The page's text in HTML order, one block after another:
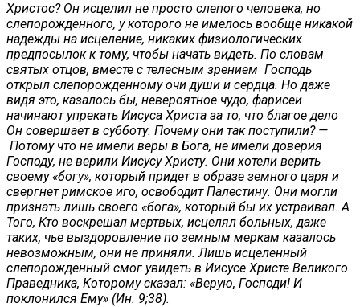
Христос? Он исцелил не просто слепого человека, но
слепорожденного, у которого не имелось вообще никакой
надежды на исцеление, никаких физиологических
предпосылок к тому, чтобы начать видеть. По словам
святых отцов, вместе с телесным зрением Господь
открыл слепорожденному очи души и сердца. Но даже
видя это, казалось бы, невероятное чудо, фарисеи
начинают упрекать Иисуса Христа за то, что благое дело
Он совершает в субботу. Почему они так поступили? —
Потому что не имели веры в Бога, не имели доверия
Господу, не верили Иисусу Христу. Они хотели верить
своему «богу», который придет в образе земного царя и
свергнет римское иго, освободит Палестину. Они могли
признать лишь своего «бога», который бы их устраивал. А
Того, Кто воскрешал мертвых, исцелял больных, даже
таких, чье выздоровление по земным меркам казалось
невозможным, они не приняли. Лишь исцеленный
слепорожденный смог увидеть в Иисусе Христе Великого
Праведника, Которому сказал: «Верую, Господи! И
поклонился Ему» (Ин. 9;38).